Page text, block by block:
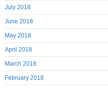
July 2018
June 2018
May 2018
April 2018
March 2018
February 2018